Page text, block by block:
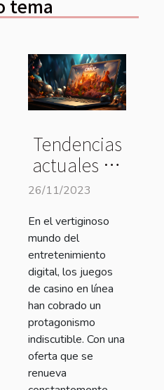
tema
Tendencias
actuales en
los juegos
online
preferidos
por los
chilenos
26/11/2023
En el vertiginoso
mundo del
entretenimiento
digital, los juegos
de casino en línea
han cobrado un
protagonismo
indiscutible. Con una
oferta que se
renueva